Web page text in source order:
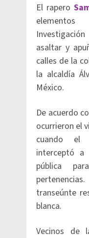
El rapero
asaltar y
calles de la
la alcaldía
México.
De acuerdo
ocurrieron el
cuando el
interceptó
pública
transeúnte
blanca.
Vecinos de